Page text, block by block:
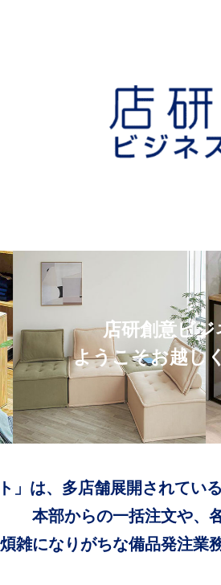
店研創意ビ
ようこそお越し
」は、多店舗展開されてい
本部からの一括注文や、
煩雑になりがちな備品発注業